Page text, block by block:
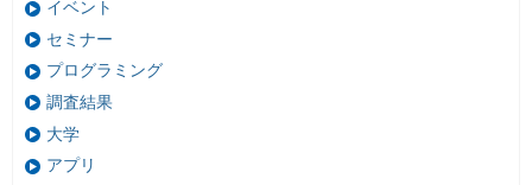
イベント
セミナー
プログラミング
調査結果
大学
アプリ